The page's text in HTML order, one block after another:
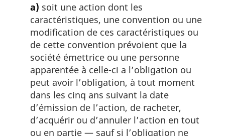
a) soit une action dont les
caractéristiques, une convention ou une
modification de ces caractéristiques ou
de cette convention prévoient que la
société émettrice ou une personne
apparentée à celle-ci a l’obligation ou
peut avoir l’obligation, à tout moment
dans les cinq ans suivant la date
d’émission de l’action, de racheter,
d’acquérir ou d’annuler l’action en tout
ou en partie — sauf si l’obligation ne